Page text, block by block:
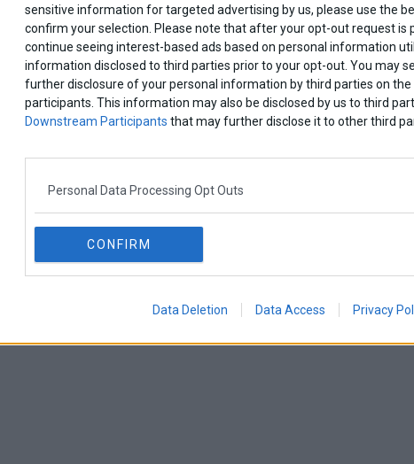
sensitive information for targeted advertising by us, please use the
confirm your selection. Please note that after your opt-out request is
continue seeing interest-based ads based on personal information
information disclosed to third parties prior to your opt-out. You may
further disclosure of your personal information by third parties on the
participants. This information may also be disclosed by us to third
Downstream Participants that may further disclose it to other third
Personal Data Processing Opt Outs
CONFIRM
Data Deletion Data Access Privacy